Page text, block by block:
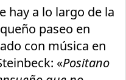
hay a lo largo de la
paseo en
con música en
«Positano